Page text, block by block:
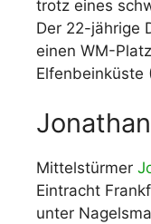
trotz eines
Der 22-jährige
einen WM-
Elfenbeinküste
Mittelstürmer
Eintracht
unter